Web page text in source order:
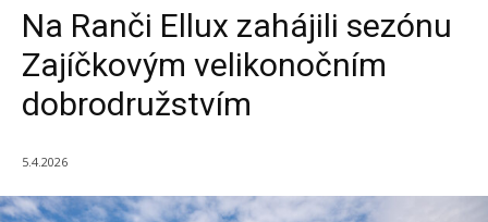
Na Ranči Ellux zahájili sezónu
Zajíčkovým velikonočním
dobrodružstvím
5.4.2026